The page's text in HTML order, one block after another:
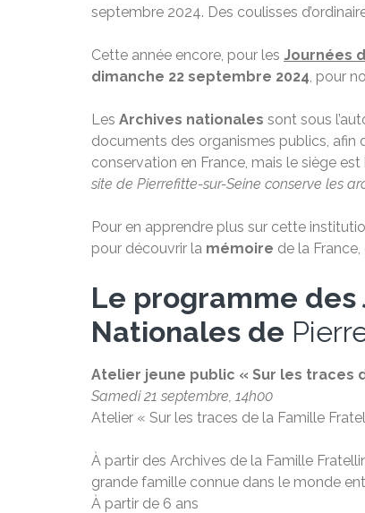
septembre 2024. Des coulisses
Cette année encore, pour les Journées
dimanche 22 septembre 2024, pour
Les Archives nationales sont sous
documents des organismes publics, afin
conservation en France, mais le siège
site de Pierrefitte-sur-Seine conserve les
Pour en apprendre plus sur cette
pour découvrir la mémoire de la
Le programme des
Nationales de
Atelier jeune public « Sur les traces
Samedi 21 septembre, 14h00
Atelier « Sur les traces de la Famille
À partir des Archives de la Famille
grande famille connue dans le monde
À partir de 6 ans